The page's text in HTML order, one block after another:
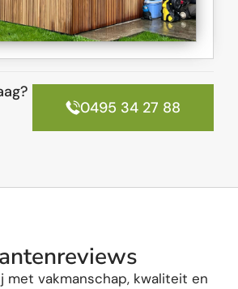
0495 34 27 88
ntenreviews
j met vakmanschap, kwaliteit en